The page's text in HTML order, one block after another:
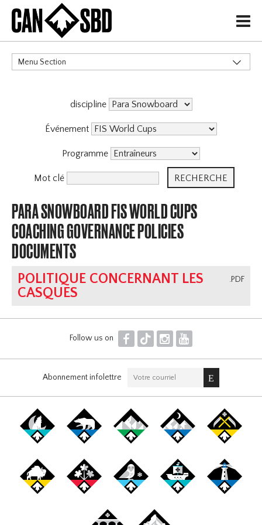
H
Menu Section
discipline
Événement
Programme
Mot clé
PARA SNOWBOARD FIS WORLD CUPS
COACHING GOVERNANCE POLICIES
DOCUMENTS
.PDF
POLITIQUE CONCERNANT LES
CASQUES
Follow us on F T I Y
Abonnement infolettre